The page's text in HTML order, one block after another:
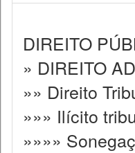
DIREITO
» DIREITO
»» Direito
»»» Ilícito
»»»»